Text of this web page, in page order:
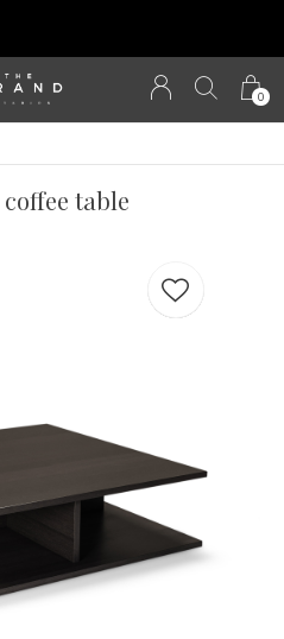
0
coffee table